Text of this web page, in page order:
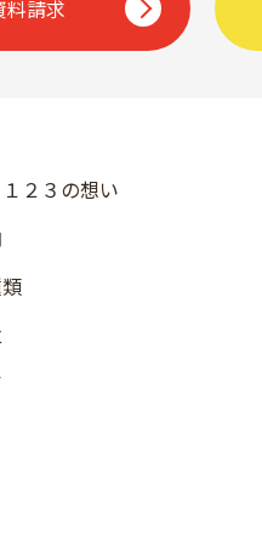
料請求
２３の想い